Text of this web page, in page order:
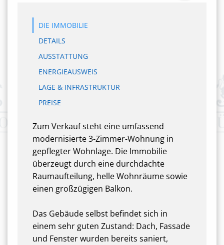
DIE IMMOBILIE
DETAILS
AUSSTATTUNG
ENERGIEAUSWEIS
LAGE & INFRASTRUKTUR
PREISE
Zum Verkauf steht eine umfassend
modernisierte 3-Zimmer-Wohnung in
gepflegter Wohnlage. Die Immobilie
überzeugt durch eine durchdachte
Raumaufteilung, helle Wohnräume sowie
einen großzügigen Balkon.
Das Gebäude selbst befindet sich in
einem sehr guten Zustand: Dach, Fassade
und Fenster wurden bereits saniert,